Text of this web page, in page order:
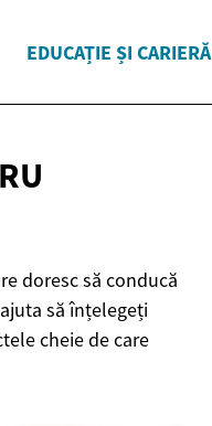
EDUCAȚIE ȘI CARIERĂ
doresc să conducă
să înțelegeți
cheie de care